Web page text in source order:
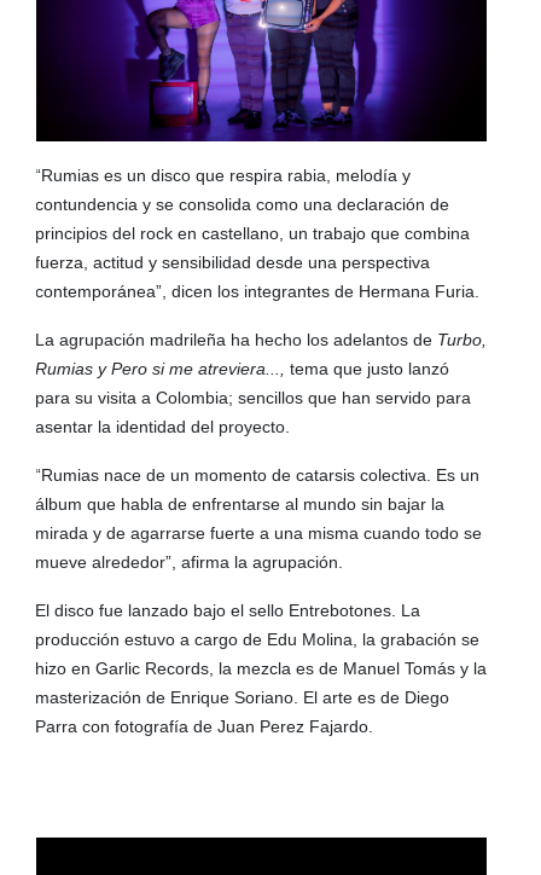
“Rumias es un disco que respira rabia, melodía y
contundencia y se consolida como una declaración de
principios del rock en castellano, un trabajo que combina
fuerza, actitud y sensibilidad desde una perspectiva
contemporánea”, dicen los integrantes de Hermana Furia.
La agrupación madrileña ha hecho los adelantos de Turbo,
Rumias y Pero si me atreviera..., tema que justo lanzó
para su visita a Colombia; sencillos que han servido para
asentar la identidad del proyecto.
“Rumias nace de un momento de catarsis colectiva. Es un
álbum que habla de enfrentarse al mundo sin bajar la
mirada y de agarrarse fuerte a una misma cuando todo se
mueve alrededor”, afirma la agrupación.
El disco fue lanzado bajo el sello Entrebotones. La
producción estuvo a cargo de Edu Molina, la grabación se
hizo en Garlic Records, la mezcla es de Manuel Tomás y la
masterización de Enrique Soriano. El arte es de Diego
Parra con fotografía de Juan Perez Fajardo.